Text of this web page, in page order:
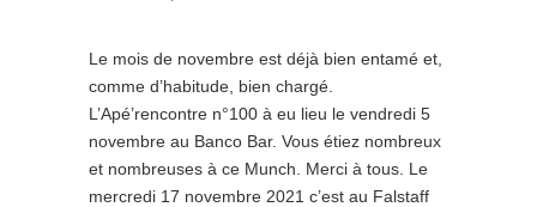
Le mois de novembre est déjà bien entamé et,
comme d’habitude, bien chargé.
L’Apé’rencontre n°100 à eu lieu le vendredi 5
novembre au Banco Bar. Vous étiez nombreux
et nombreuses à ce Munch. Merci à tous. Le
mercredi 17 novembre 2021 c’est au Falstaff